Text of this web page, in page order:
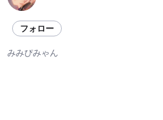
フォロー
みみぴみゃん